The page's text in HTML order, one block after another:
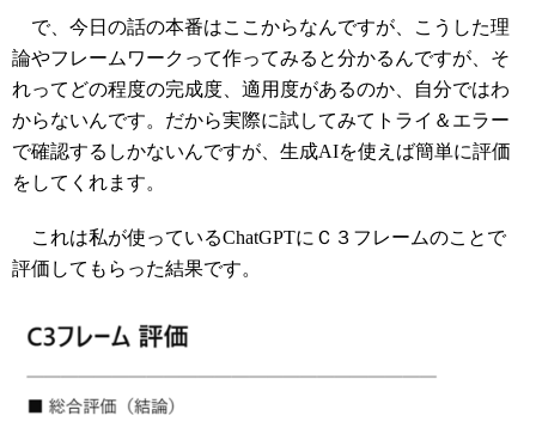
で、今日の話の本番はここからなんですが、こうした理
論やフレームワークって作ってみると分かるんですが、そ
れってどの程度の完成度、適用度があるのか、自分ではわ
からないんです。だから実際に試してみてトライ＆エラー
で確認するしかないんですが、生成AIを使えば簡単に評価
をしてくれます。
これは私が使っているChatGPTにＣ３フレームのことで
評価してもらった結果です。